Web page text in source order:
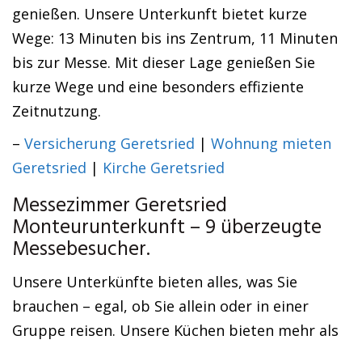
genießen. Unsere Unterkunft bietet kurze
Wege: 13 Minuten bis ins Zentrum, 11 Minuten
bis zur Messe. Mit dieser Lage genießen Sie
kurze Wege und eine besonders effiziente
Zeitnutzung.
– Versicherung Geretsried | Wohnung mieten
Geretsried | Kirche Geretsried
Messezimmer Geretsried
Monteurunterkunft – 9 überzeugte
Messebesucher.
Unsere Unterkünfte bieten alles, was Sie
brauchen – egal, ob Sie allein oder in einer
Gruppe reisen. Unsere Küchen bieten mehr als